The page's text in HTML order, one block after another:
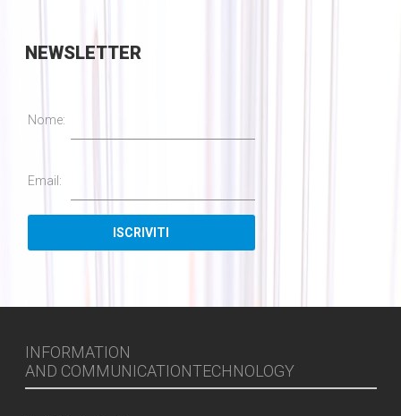
NEWSLETTER
Nome:
Email:
INFORMATION
AND COMMUNICATIONTECHNOLOGY